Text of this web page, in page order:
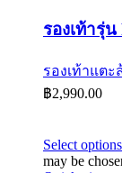
รองเท้ารุ่
รองเท้าแตะ
฿2,990.00
Select options
may be